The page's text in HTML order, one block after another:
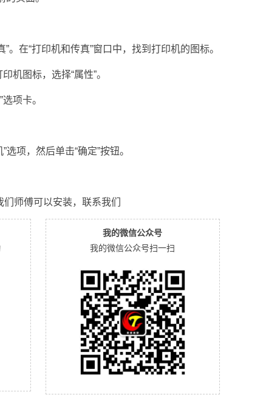
。在“打印机和传真”窗口中，找到打印机的图标。
机图标，选择“属性”。
项卡。
选项，然后单击“确定”按钮。
师傅可以安装，联系我们
我的微信公众号
我的微信公众号扫一扫